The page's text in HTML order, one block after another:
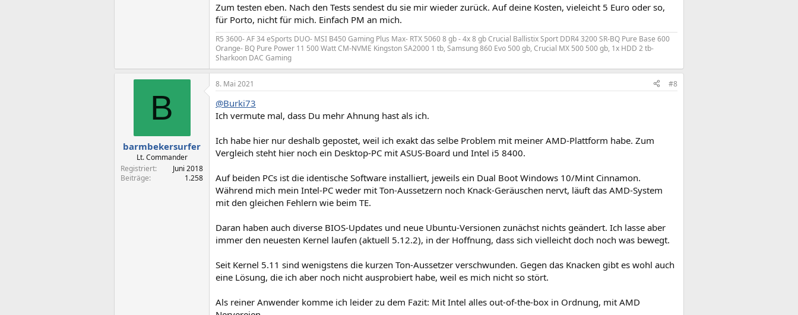
Zum testen eben. Nach den Tests sendest du sie mir wieder zurück. Auf deine Kosten, vieleicht 5 Euro oder so,
für Porto, nicht für mich. Einfach PM an mich.
R5 3600- AF 34 eSports DUO- MSI B450 Gaming Plus Max- RTX 5060 8 gb - 4x 8 gb Crucial Ballistix Sport DDR4 3200 SR-BQ Pure Base 600
Orange- BQ Pure Power 11 500 Watt CM-NVME Kingston SA2000 1 tb, Samsung 860 Evo 500 gb, Crucial MX 500 500 gb, 1x HDD 2 tb-
Sharkoon DAC Gaming
B
barmbekersurfer
Lt. Commander
Registriert
Juni 2018
Beiträge
1.258
8. Mai 2021 #8
@Burki73
Ich vermute mal, dass Du mehr Ahnung hast als ich.
Ich habe hier nur deshalb gepostet, weil ich exakt das selbe Problem mit meiner AMD-Plattform habe. Zum
Vergleich steht hier noch ein Desktop-PC mit ASUS-Board und Intel i5 8400.
Auf beiden PCs ist die identische Software installiert, jeweils ein Dual Boot Windows 10/Mint Cinnamon.
Während mich mein Intel-PC weder mit Ton-Aussetzern noch Knack-Geräuschen nervt, läuft das AMD-System
mit den gleichen Fehlern wie beim TE.
Daran haben auch diverse BIOS-Updates und neue Ubuntu-Versionen zunächst nichts geändert. Ich lasse aber
immer den neuesten Kernel laufen (aktuell 5.12.2), in der Hoffnung, dass sich vielleicht doch noch was bewegt.
Seit Kernel 5.11 sind wenigstens die kurzen Ton-Aussetzer verschwunden. Gegen das Knacken gibt es wohl auch
eine Lösung, die ich aber noch nicht ausprobiert habe, weil es mich nicht so stört.
Als reiner Anwender komme ich leider zu dem Fazit: Mit Intel alles out-of-the-box in Ordnung, mit AMD